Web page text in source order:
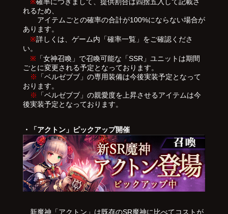
れるため、
アイテムごとの確率の合計が100%にならない場合が
あります。
※詳しくは、ゲーム内「確率一覧」をご確認くださ
い。
※ 「女神召喚」で召喚可能な「SSR」ユニットは期間
ごとに変更される予定となっております。
※
「ベルゼブブ」の専用装備は今後実装予定となって
おります。
※
「ベルゼブブ」の親愛度を上昇させるアイテムは今
後実装予定となっております。
・「アクトン」ピックアップ開催
新魔神「アクトン」は既存のSR魔神に比べてコストが